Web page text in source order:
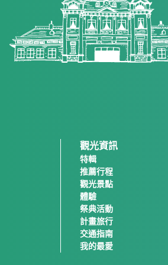
觀光資訊
特輯
推薦行程
觀光景點
體驗
祭典活動
計畫旅行
交通指南
我的最愛